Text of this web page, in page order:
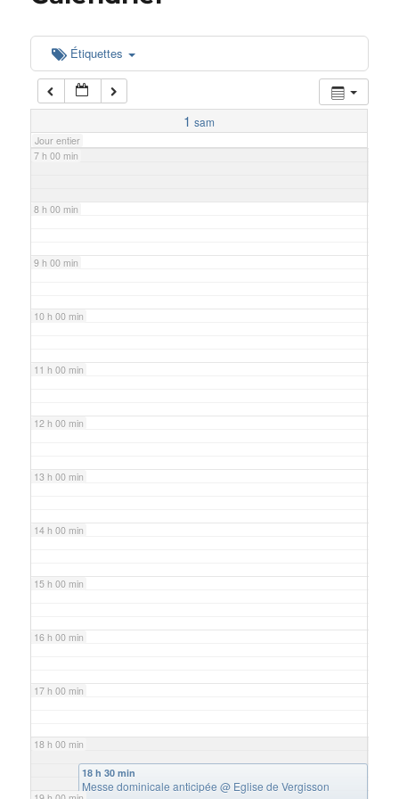
Étiquettes
1 sam
Jour entier
5 h 00 min
6 h 00 min
7 h 00 min
8 h 00 min
9 h 00 min
10 h 00 min
11 h 00 min
12 h 00 min
13 h 00 min
14 h 00 min
15 h 00 min
16 h 00 min
17 h 00 min
18 h 00 min
18 h 30 min
Messe dominicale anticipée@ Eglise de Vergisson